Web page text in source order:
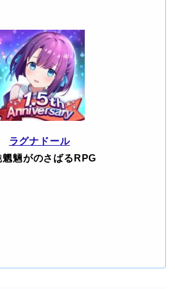
ラグナドール
魍魎がのさばるRPG